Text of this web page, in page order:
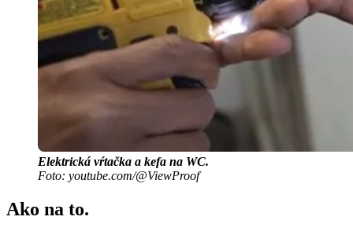
Elektrická vŕtačka a kefa na WC.
Foto: youtube.com/@ViewProof
Ako na to.